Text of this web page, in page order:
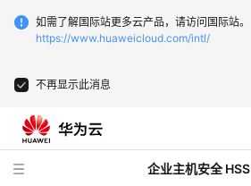
如需了解国际站更多云产品，请访问国际站。
https://www.huaweicloud.com/intl/
不再显示此消息
企业主机安全 HSS